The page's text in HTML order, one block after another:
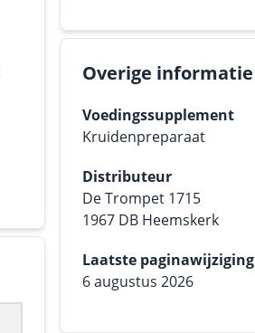
Overige informatie
Voedingssupplement
Kruidenpreparaat
Distributeur
De Trompet 1715
1967 DB Heemskerk
Laatste paginawijziging
6 augustus 2026